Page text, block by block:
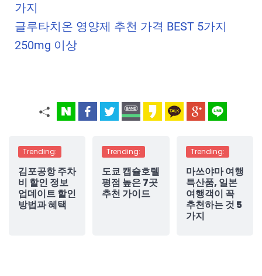
가지
글루타치온 영양제 추천 가격 BEST 5가지
250mg 이상
Trending:
김포공항 주차
비 할인 정보
업데이트 할인
방법과 혜택
Trending:
도쿄 캡슐호텔
평점 높은 7곳
추천 가이드
Trending:
마쓰야마 여행
특산품, 일본
여행객이 꼭
추천하는 것 5
가지